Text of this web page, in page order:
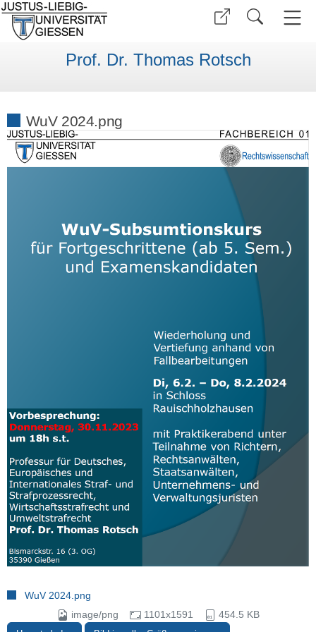
Prof. Dr. Thomas Rotsch
WuV 2024.png
WuV 2024.png
image/png
1101x1591 454.5 KB